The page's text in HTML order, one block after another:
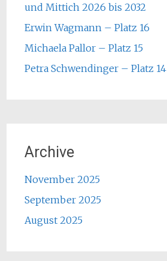
und Mittich 2026 bis 2032
Erwin Wagmann – Platz 16
Michaela Pallor – Platz 15
Petra Schwendinger – Platz 14
Archive
November 2025
September 2025
August 2025